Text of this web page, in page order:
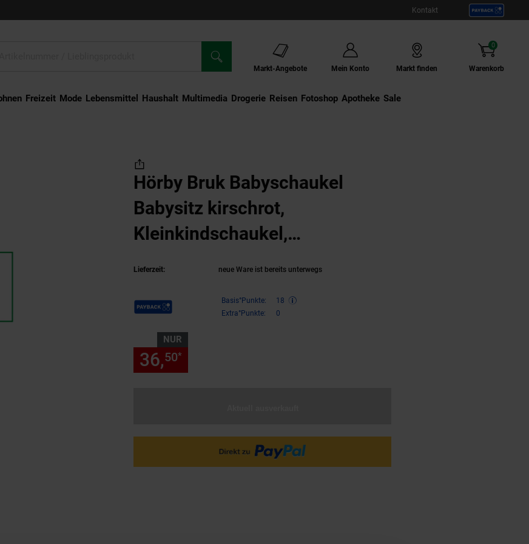
Kontakt
Markt-Angebote Mein Konto Markt finden Warenkorb
0
Artikel
Freizeit Mode Lebensmittel Haushalt Multimedia Drogerie Externer Link:
Reisen Externer Link:
Fotoshop Externer Link:
Apotheke Sale
Hörby Bruk Babyschaukel
Babysitz kirschrot,
Kleinkindschaukel,
Lieferzeit: neue Ware ist bereits unterwegs
Payback Punkte Basis°Punkte:
18
Extra°Punkte:
0
NUR
36,50*